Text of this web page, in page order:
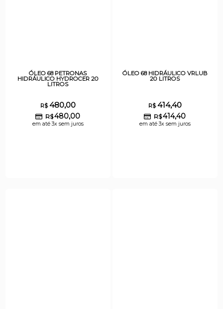
ÓLEO 68 PETRONAS
HIDRÁULICO HYDROCER 20
LITROS
R$480,00
R$480,00
em até 3x sem juros
ÓLEO 68 HIDRÁULICO VRLUB
20 LITROS
R$414,40
R$414,40
em até 3x sem juros